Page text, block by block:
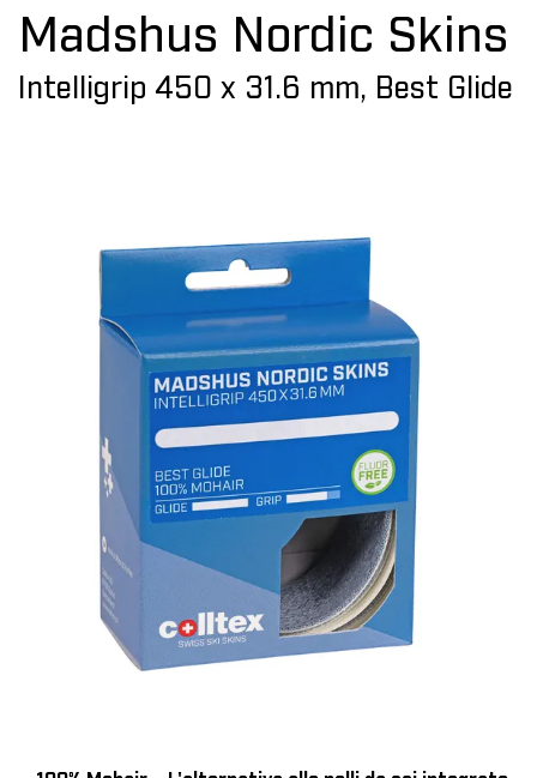
Madshus Nordic Skins
Intelligrip 450 x 31.6 mm, Best Glide